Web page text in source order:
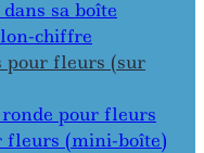
sa boîte
chiffre
pour fleurs (sur
ronde pour fleurs
fleurs (mini-boîte)